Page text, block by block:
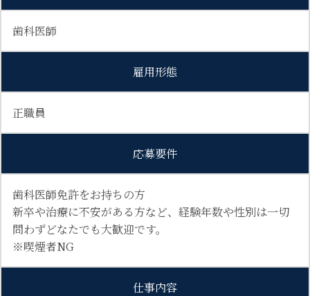
歯科医師
雇用形態
正職員
応募要件
歯科医師免許をお持ちの方
新卒や治療に不安がある方など、経験年数や性別は一切
問わずどなたでも大歓迎です。
※喫煙者NG
仕事内容